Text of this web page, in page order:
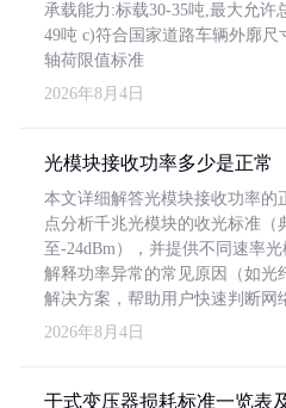
承载能力:标载30-35吨,最大允许
49吨 c)符合国家道路车辆外廓尺
轴荷限值标准
2026年8月4日
光模块接收功率多少是正常
本文详细解答光模块接收功率的
点分析千兆光模块的收光标准（
至-24dBm），并提供不同速率
解释功率异常的常见原因（如光
解决方案，帮助用户快速判断网
2026年8月4日
干式变压器损耗标准一览表